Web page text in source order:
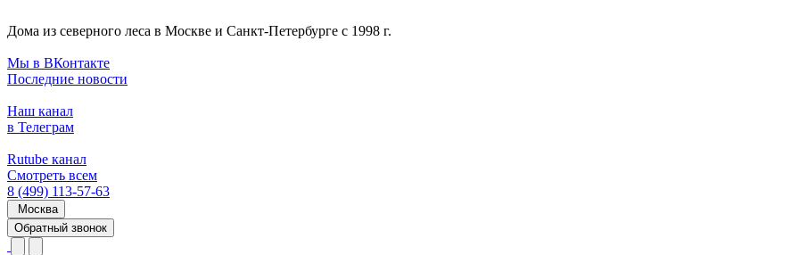
Дома из северного леса в Москве и Санкт-Петербурге с 1998 г.
Мы в ВКонтакте
Последние новости
Наш канал
в Телеграм
Rutube канал
Смотреть всем
8 (499) 113-57-63
Москва
Обратный звонок